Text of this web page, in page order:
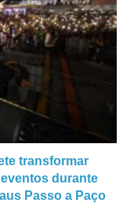
transformar
durante
Passo a Paço